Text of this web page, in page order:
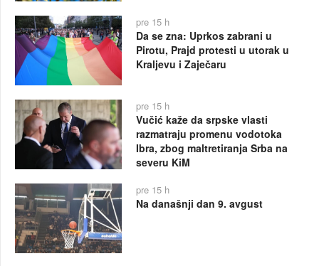
pre 15 h
Da se zna: Uprkos zabrani u
Pirotu, Prajd protesti u utorak u
Kraljevu i Zaječaru
pre 15 h
Vučić kaže da srpske vlasti
razmatraju promenu vodotoka
Ibra, zbog maltretiranja Srba na
severu KiM
pre 15 h
Na današnji dan 9. avgust